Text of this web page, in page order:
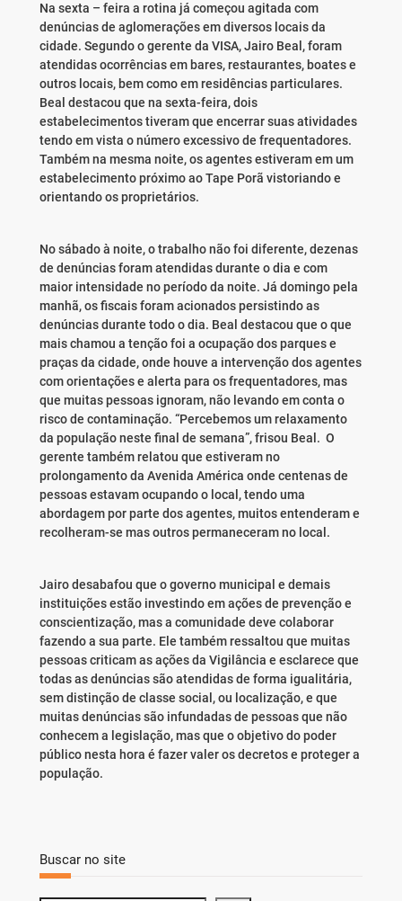
Na sexta – feira a rotina já começou agitada com
denúncias de aglomerações em diversos locais da
cidade. Segundo o gerente da VISA, Jairo Beal, foram
atendidas ocorrências em bares, restaurantes, boates e
outros locais, bem como em residências particulares.
Beal destacou que na sexta-feira, dois
estabelecimentos tiveram que encerrar suas atividades
tendo em vista o número excessivo de frequentadores.
Também na mesma noite, os agentes estiveram em um
estabelecimento próximo ao Tape Porã vistoriando e
orientando os proprietários.
No sábado à noite, o trabalho não foi diferente, dezenas
de denúncias foram atendidas durante o dia e com
maior intensidade no período da noite. Já domingo pela
manhã, os fiscais foram acionados persistindo as
denúncias durante todo o dia. Beal destacou que o que
mais chamou a tenção foi a ocupação dos parques e
praças da cidade, onde houve a intervenção dos agentes
com orientações e alerta para os frequentadores, mas
que muitas pessoas ignoram, não levando em conta o
risco de contaminação. “Percebemos um relaxamento
da população neste final de semana”, frisou Beal. O
gerente também relatou que estiveram no
prolongamento da Avenida América onde centenas de
pessoas estavam ocupando o local, tendo uma
abordagem por parte dos agentes, muitos entenderam e
recolheram-se mas outros permaneceram no local.
Jairo desabafou que o governo municipal e demais
instituições estão investindo em ações de prevenção e
conscientização, mas a comunidade deve colaborar
fazendo a sua parte. Ele também ressaltou que muitas
pessoas criticam as ações da Vigilância e esclarece que
todas as denúncias são atendidas de forma igualitária,
sem distinção de classe social, ou localização, e que
muitas denúncias são infundadas de pessoas que não
conhecem a legislação, mas que o objetivo do poder
público nesta hora é fazer valer os decretos e proteger a
população.
Buscar no site